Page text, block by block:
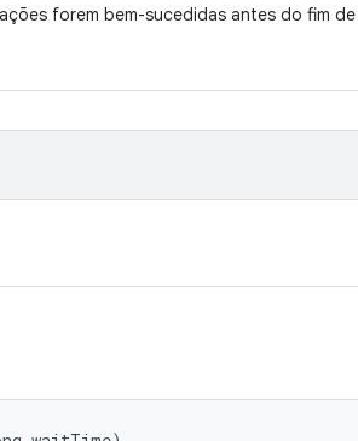
forem bem-sucedidas antes do fim de